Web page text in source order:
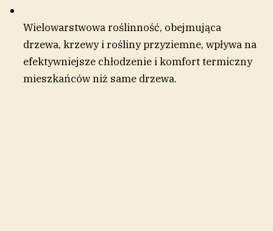
Wielowarstwowa roślinność, obejmująca
drzewa, krzewy i rośliny przyziemne, wpływa na
efektywniejsze chłodzenie i komfort termiczny
mieszkańców niż same drzewa.